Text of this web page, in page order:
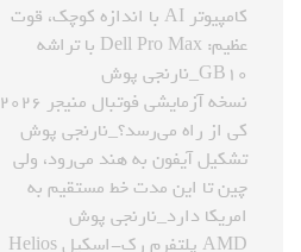
کامپیوتر AI با اندازه کوچک، قوت
عظیم: Dell Pro Max با تراشه
GB۱۰_نارنجی پوش
نسخه آزمایشی فوتبال منیجر ۲۰۲۶
کی از راه می‌رسد؟_نارنجی پوش
تشکیل آیفون به هند می‌رود، ولی
چین تا این مدت خط مستقیم به
امریکا دارد_نارنجی پوش
AMD پلتفرم رک-اسکیل Helios